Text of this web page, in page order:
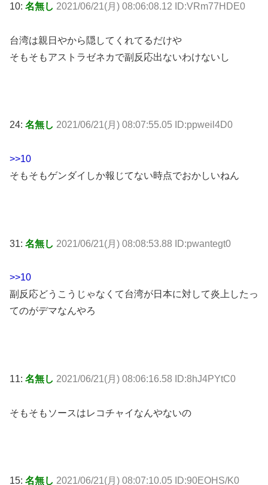
10: 名無し 2021/06/21(月) 08:06:08.12 ID:VRm77HDE0
台湾は親日やから隠してくれてるだけや
そもそもアストラゼネカで副反応出ないわけないし
24: 名無し 2021/06/21(月) 08:07:55.05 ID:ppweil4D0
>>10
そもそもゲンダイしか報じてない時点でおかしいねん
31: 名無し 2021/06/21(月) 08:08:53.88 ID:pwantegt0
>>10
副反応どうこうじゃなくて台湾が日本に対して炎上したっ
てのがデマなんやろ
11: 名無し 2021/06/21(月) 08:06:16.58 ID:8hJ4PYtC0
そもそもソースはレコチャイなんやないの
15: 名無し 2021/06/21(月) 08:07:10.05 ID:90EOHS/K0